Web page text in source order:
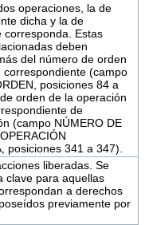
operaciones, la de
dicha y la de
corresponda. Estas
deben
del número de orden
correspondiente (campo
posiciones 84 a
orden de la operación
de
(campo NÚMERO DE
posiciones 341 a 347).
liberadas. Se
clave para aquellas
a derechos
previamente por